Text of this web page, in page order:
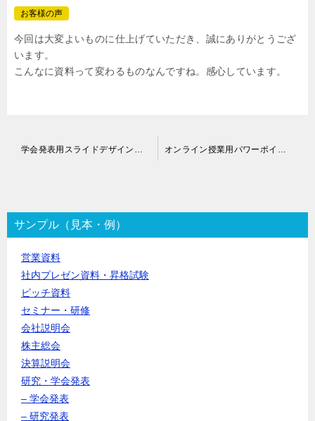
お客様の声
今回は大変よいものに仕上げていただき、誠にありがとうござ
います。
こんなに資料って変わるものなんですね。感心しています。
ゲ
ー
シ
サンプル（見本・例）
営業資料
社内プレゼン資料・昇格試験
ピッチ資料
セミナー・研修
会社説明会
株主総会
決算説明会
研究・学会発表
– 学会発表
– 研究発表